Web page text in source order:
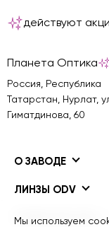
действуют
Планета Оптика
Россия, Республика
Татарстан, Нурлат,
Гиматдинова, 60
О ЗАВОДЕ
ЛИНЗЫ ODV
ПОКРЫТИЯ ODV
Мы используем